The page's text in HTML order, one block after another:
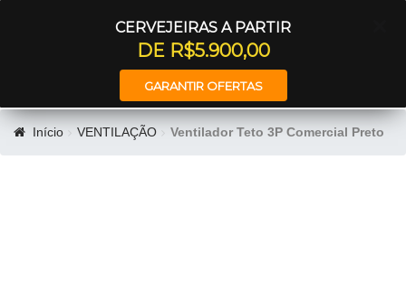
CERVEJEIRAS A PARTIR
DE R$5.900,00
GARANTIR OFERTAS
Início VENTILAÇÃO Ventilador Teto 3P Comercial Preto